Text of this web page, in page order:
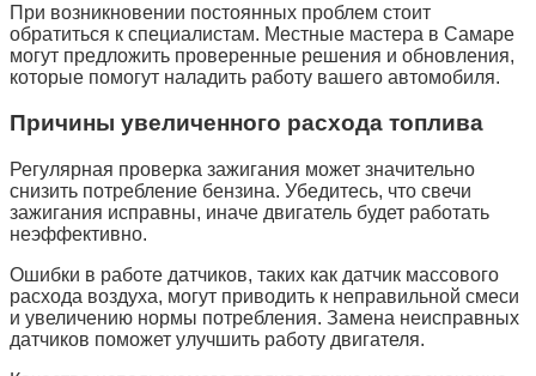
При возникновении постоянных проблем стоит
обратиться к специалистам. Местные мастера в Самаре
могут предложить проверенные решения и обновления,
которые помогут наладить работу вашего автомобиля.
Причины увеличенного расхода топлива
Регулярная проверка зажигания может значительно
снизить потребление бензина. Убедитесь, что свечи
зажигания исправны, иначе двигатель будет работать
неэффективно.
Ошибки в работе датчиков, таких как датчик массового
расхода воздуха, могут приводить к неправильной смеси
и увеличению нормы потребления. Замена неисправных
датчиков поможет улучшить работу двигателя.